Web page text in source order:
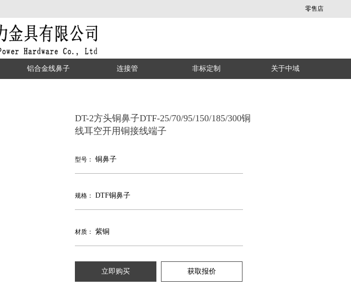
零售店
铝合金线鼻子 连接管 非标定制 关于中域
DT-2方头铜鼻子DTF-25/70/95/150/185/300铜
线耳空开用铜接线端子
型号： 铜鼻子
规格： DTF铜鼻子
材质： 紫铜
立即购买 获取报价